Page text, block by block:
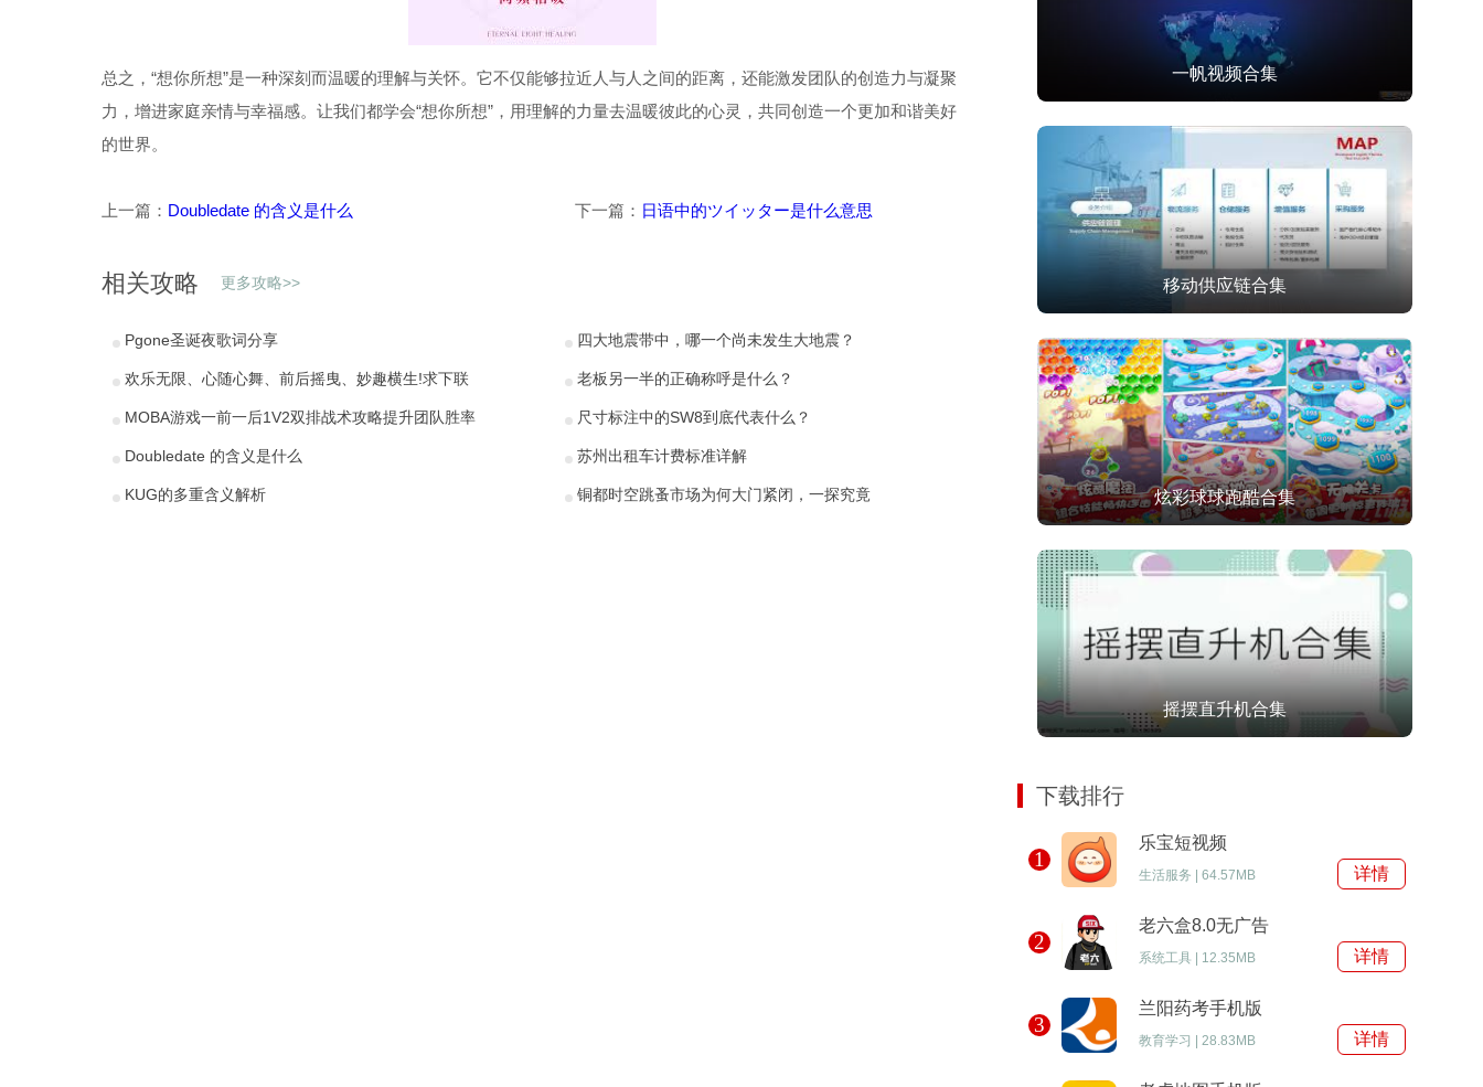
总之，“想你所想”是一种深刻而温暖的理解与关怀。它不仅能够拉近人与人之间的距离，还能激发团队的创造力与凝聚
力，增进家庭亲情与幸福感。让我们都学会“想你所想”，用理解的力量去温暖彼此的心灵，共同创造一个更加和谐美好
的世界。
上一篇： Doubledate 的含义是什么 下一篇： 日语中的ツイッター是什么意思
相关攻略 更多攻略>>
Pgone圣诞夜歌词分享 四大地震带中，哪一个尚未发生大地震？
欢乐无限、心随心舞、前后摇曳、妙趣横生!求下联 老板另一半的正确称呼是什么？
MOBA游戏一前一后1V2双排战术攻略提升团队胜率 尺寸标注中的SW8到底代表什么？
Doubledate 的含义是什么 苏州出租车计费标准详解
KUG的多重含义解析 铜都时空跳蚤市场为何大门紧闭，一探究竟
一帆视频合集
移动供应链合集
炫彩球球跑酷合集
摇摆直升机合集
下载排行
1
乐宝短视频
生活服务 64.57MB 详情
2
老六盒8.0无广告
系统工具 12.35MB 详情
3
兰阳药考手机版
教育学习 28.83MB 详情